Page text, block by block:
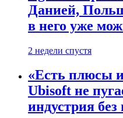
Данией,
в него уже
2 недели спустя
«Есть плюсы
Ubisoft не
индустрия